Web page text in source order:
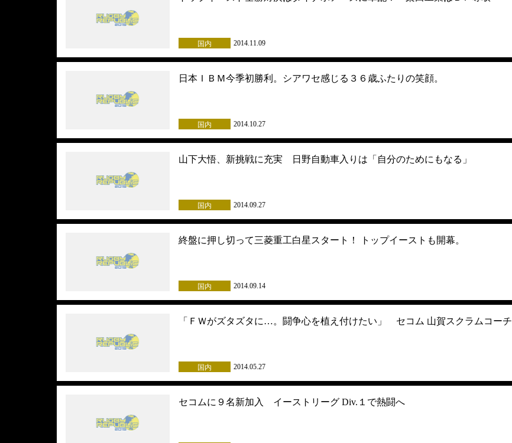
国内 2014.11.09
日本ＩＢＭ今季初勝利。シアワセ感じる３６歳ふたりの笑顔。
国内 2014.10.27
山下大悟、新挑戦に充実 日野自動車入りは「自分のためにもなる」
国内 2014.09.27
終盤に押し切って三菱重工白星スタート！ トップイーストも開幕。
国内 2014.09.14
「ＦＷがズタズタに…。闘争心を植え付けたい」 セコム 山賀スクラムコーチ
国内 2014.05.27
セコムに９名新加入 イーストリーグ Div.１で熱闘へ